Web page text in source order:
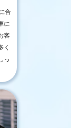
合
に
客
く
っ